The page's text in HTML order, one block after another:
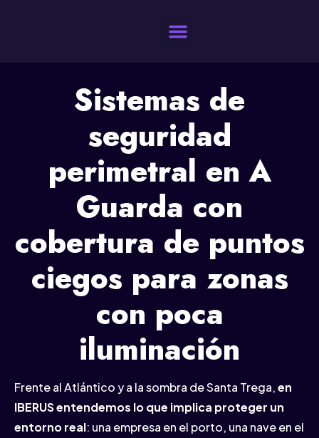
Sistemas de
seguridad
perimetral en A
Guarda con
cobertura de puntos
ciegos para zonas
con poca
iluminación
Frente al Atlántico y a la sombra de Santa Trega,en
IBERUS entendemos lo que implica proteger un
entorno real: una empresa en el porto, una nave en el